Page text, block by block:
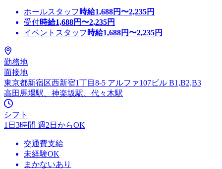
ホールスタッフ 時給1,688円〜2,235円
受付時給1,688円〜2,235円
イベントスタッフ 時給1,688円〜2,235円
勤務地
面接地
東京都新宿区西新宿1丁目8-5 アルファ107ビル B1,B2,B3
高田馬場駅、神楽坂駅、代々木駅
シフト
1日3時間 週2日からOK
交通費支給
未経験OK
まかないあり